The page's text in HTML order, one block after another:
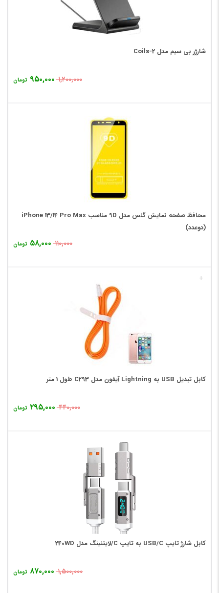
شارژر بی سیم مدل 2-Coils
۱,۲۰۰,۰۰۰ ۹۵۰,۰۰۰ تومان
محافظ صفحه نمایش گلس مدل 9D مناسب iPhone 13/14 Pro Max
(دوعدد)
۱۱۰,۰۰۰ ۵۸,۰۰۰ تومان
کابل تبدیل USB به Lightning آیفون مدل C293 طول 1 متر
۴۴۰,۰۰۰ ۲۹۵,۰۰۰ تومان
+
کابل شارژ تایپ USB/C به تایپ C/لایتنینگ مدل 240WD
۱,۵۰۰,۰۰۰ ۸۷۰,۰۰۰ تومان